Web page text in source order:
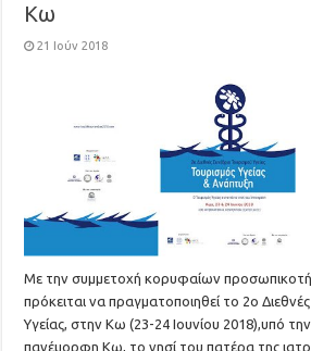
Κω
21 Ιούν 2018
Με την συμμετοχή κορυφαίων
πρόκειται να πραγματοποιηθεί το 2ο
Υγείας, στην Κω (23-24 Ιουνίου 2018),υπό
πανέμορφη Κω, το νησί του πατέρα της